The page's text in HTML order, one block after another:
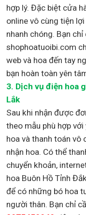
hợp lý. Đặc biệt cửa
online vô cùng tiện
nhanh chóng. Bạn
shophoatuoibi.com
web và hoa đến tay
bạn hoàn toàn yên
3. Dịch vụ điện hoa
Lắk
Sau khi nhận được
theo mẫu phù hợp
hoa và thanh toán vô
nhận hoa. Có thể
chuyển khoản,
hoa Buôn Hồ Tỉnh
để có những bó hoa
người thân. Bạn chỉ